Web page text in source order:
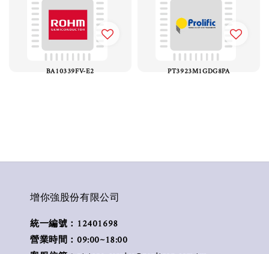
BA10339FV-E2 PT3923M1GDG8PA
增你強股份有限公司
統一編號：12401698
營業時間：09:00~18:00